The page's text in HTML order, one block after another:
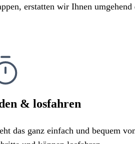
erstatten wir Ihnen
& losfahren
das ganz einfach und bequem